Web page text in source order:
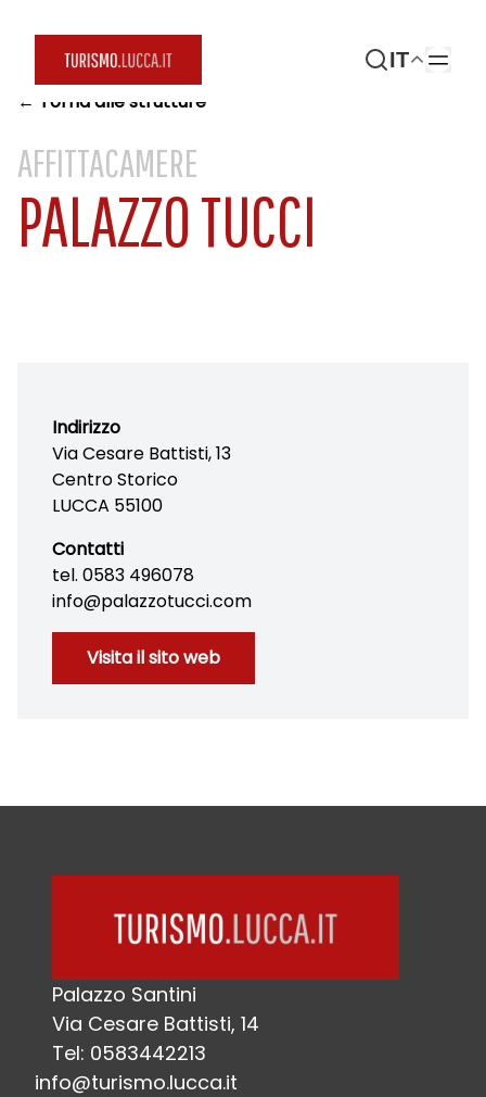
IT
← Torna alle strutture
AFFITTACAMERE
PALAZZO TUCCI
Indirizzo
Via Cesare Battisti, 13
Centro Storico
LUCCA 55100
Contatti
tel. 0583 496078
info@palazzotucci.com
Visita il sito web
Palazzo Santini
Via Cesare Battisti, 14
Tel: 0583442213
info@turismo.lucca.it